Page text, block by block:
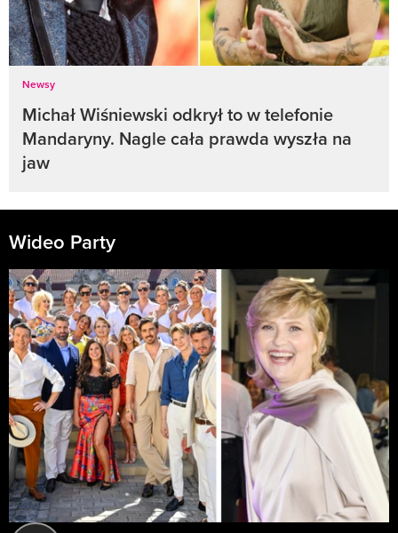
Newsy
Michał Wiśniewski odkrył to w telefonie
Mandaryny. Nagle cała prawda wyszła na
jaw
Wideo Party